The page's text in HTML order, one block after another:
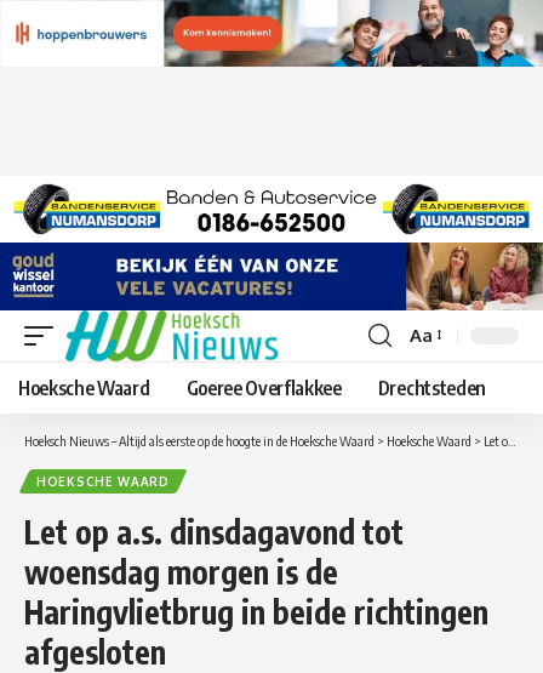
Lettergrootte
aanpassen
Aa
Hoeksche Waard Goeree Overflakkee Drechtsteden
Hoeksch Nieuws – Altijd als eerste op de hoogte in de Hoeksche Waard > Hoeksche Waard > Let op a.s. dinsdagavond tot woensdag morgen is de Haringvlietbrug in beide richtingen afgesloten
HOEKSCHE WAARD
Let op a.s. dinsdagavond tot
woensdag morgen is de
Haringvlietbrug in beide richtingen
afgesloten